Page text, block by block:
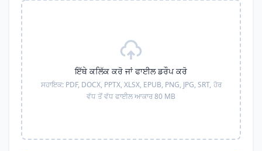
ਇੱਥੇ ਕਲਿੱਕ ਕਰੋ ਜਾਂ ਫਾਈਲ ਡਰੌਪ ਕਰੋ
ਸਹਾਇਕ: PDF, DOCX, PPTX, XLSX, EPUB, PNG, JPG, SRT, ਹੋਰ
ਵੱਧ ਤੋਂ ਵੱਧ ਫਾਈਲ ਆਕਾਰ 80 MB